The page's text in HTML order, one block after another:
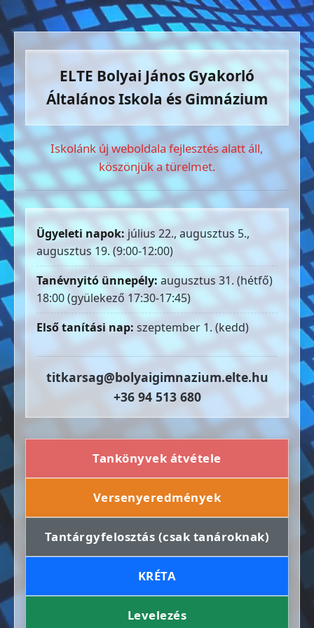
ELTE Bolyai János Gyakorló
Általános Iskola és Gimnázium
Iskolánk új weboldala fejlesztés alatt áll,
köszönjük a türelmet.
Ügyeleti napok: július 22., augusztus 5.,
augusztus 19. (9:00-12:00)
Tanévnyitó ünnepély: augusztus 31. (hétfő)
18:00 (gyülekező 17:30-17:45)
Első tanítási nap: szeptember 1. (kedd)
titkarsag@bolyaigimnazium.elte.hu
+36 94 513 680
Tankönyvek átvétele
Versenyeredmények
Tantárgyfelosztás (csak tanároknak)
KRÉTA
Levelezés